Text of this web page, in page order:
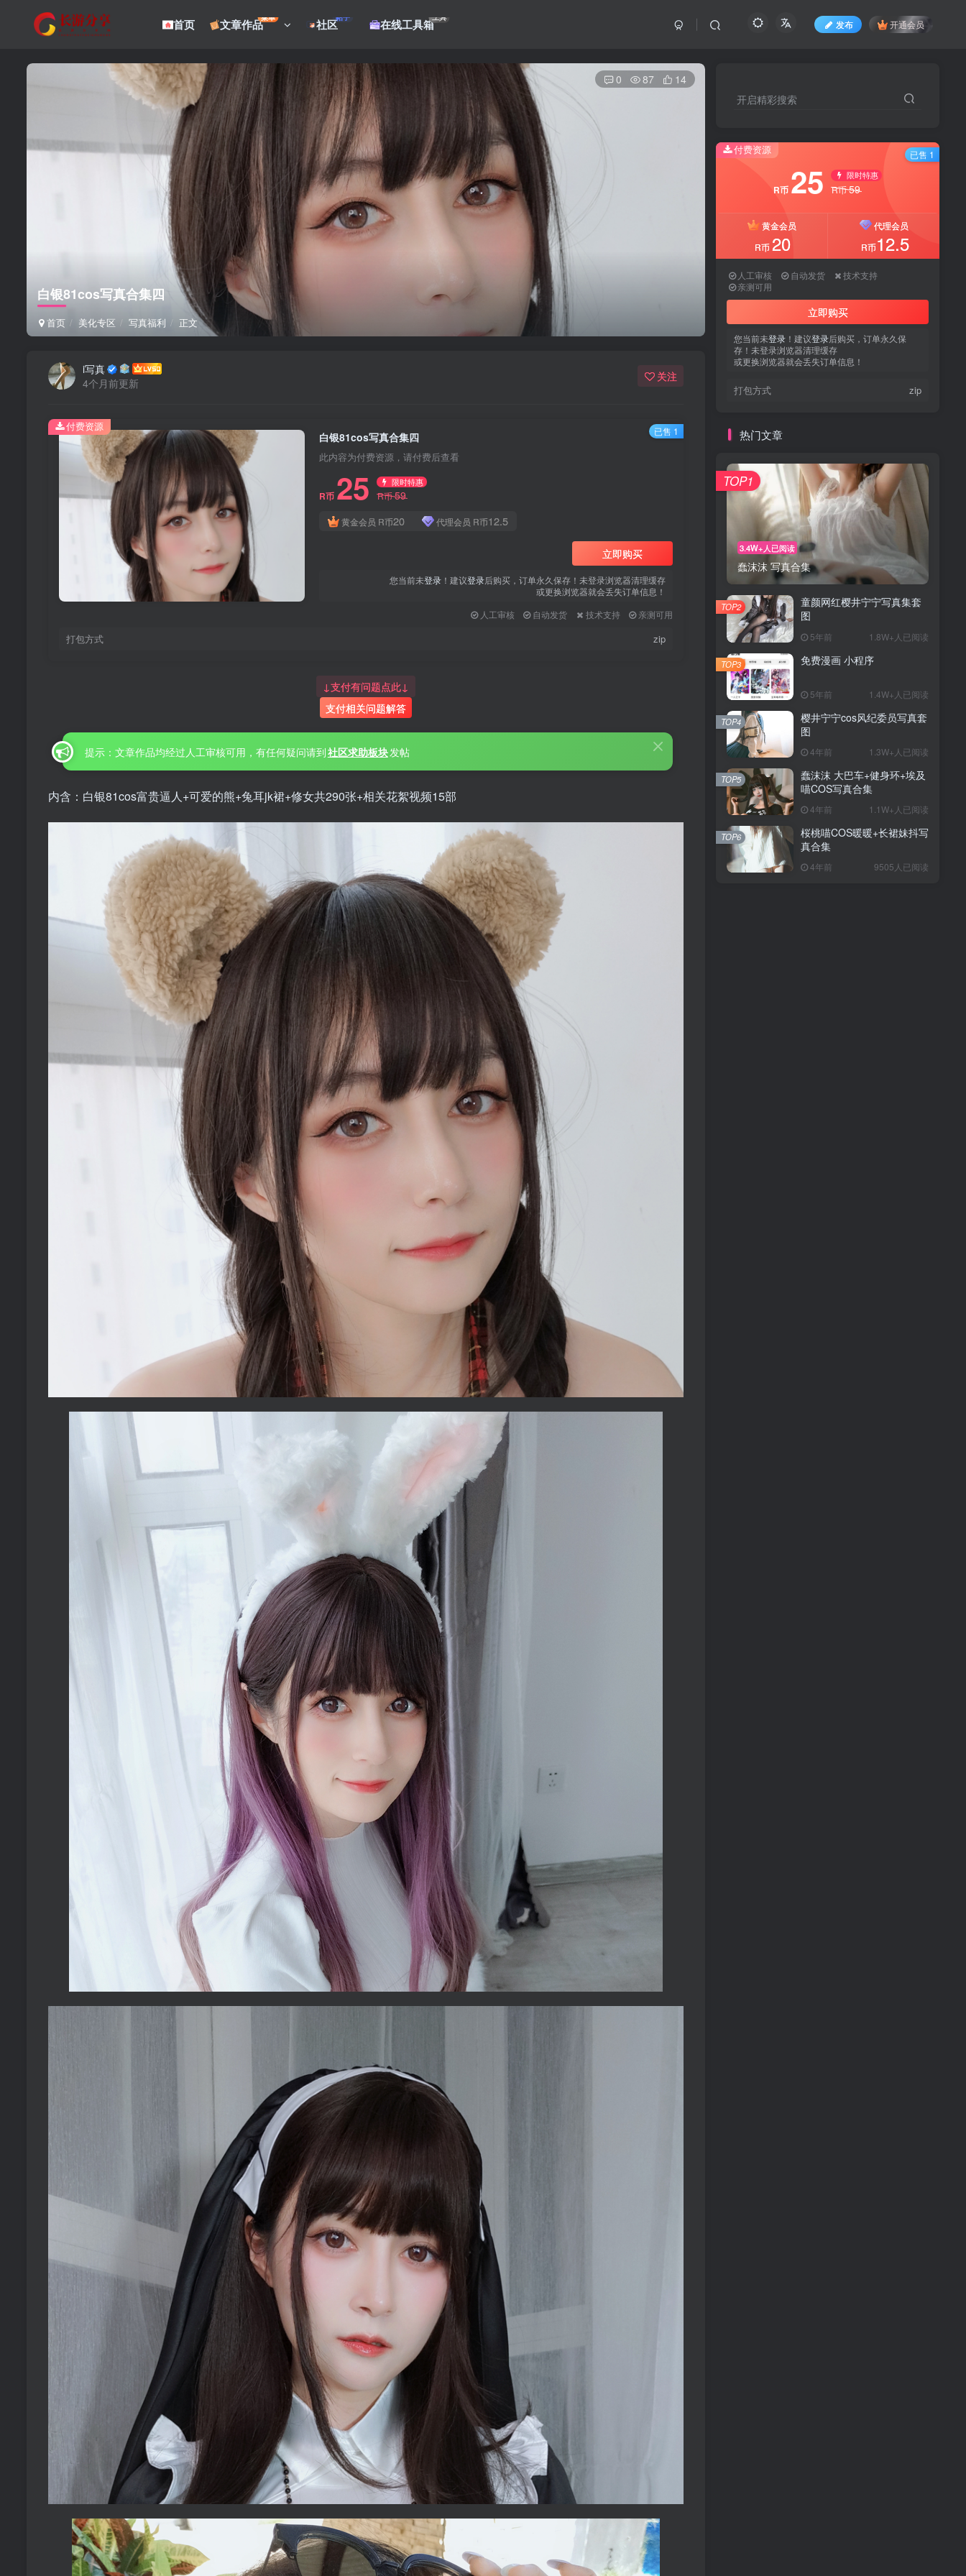
首页 文章作品菜单 社区帖子 在线工具箱工具
发布 开通会员
白银81cos写真合集四
首页 美化专区 写真福利 正文
0 87 14
i写真
4个月前更新
关注
白银81cos写真合集四
此内容为付费资源，请付费后查看
R币 25 限时特惠
R币59
黄金会员 R币20 代理会员 R币12.5
立即购买
您当前未登录 ！建议登录后购买，订单永久保存！未登录浏览器清理缓存
或更换浏览器就会丢失订单信息！
人工审核
自动发货 技术支持 亲测可用
打包方式 zip
付费资源 已售 1
↓支付有问题点此↓
支付相关问题解答
提示：文章作品均经过人工审核可用，有任何疑问请到社区求助板块发帖
内含：白银81cos富贵逼人+可爱的熊+兔耳jk裙+修女共290张+相关花絮视频15部
开启精彩搜索
付费资源
R币 25 限时特惠
R币59
黄金会员
R币 20
代理会员
R币12.5
人工审核 自动发货
技术支持
亲测可用
立即购买
您当前未登录 ！建议登录后购买，订单永久保
存！未登录浏览器清理缓存
或更换浏览器就会丢失订单信息！
打包方式 zip
已售 1
热门文章
3.4W+人已阅读
蠢沫沫 写真合集
TOP1
童颜网红樱井宁宁写真集套
图
5年前 1.8W+人已阅读
TOP2
免费漫画 小程序
5年前 1.4W+人已阅读
TOP3
樱井宁宁cos风纪委员写真套
图
4年前 1.3W+人已阅读
TOP4
蠢沫沫 大巴车+健身环+埃及
喵COS写真合集
4年前 1.1W+人已阅读
TOP5
桜桃喵COS暖暖+长裙妹抖写
真合集
4年前 9505人已阅读
TOP6